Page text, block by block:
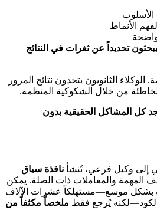
الأنماط
تحديداً عن ثغرات في النتائج
الثانويون يتحدون نتائج المرور
الخاطئة من خلال الشكوكية المنظمة.
كل المشاكل الحقيقية بدون
إلى وكيل فرعي، تُنشأ نافذة سياق
والمعاملات ذات الصلة. يمكن
بشكل موسع—مستهلكاً عشرات الآلاف
يُرجع فقط ملخصاً مكثفاً من